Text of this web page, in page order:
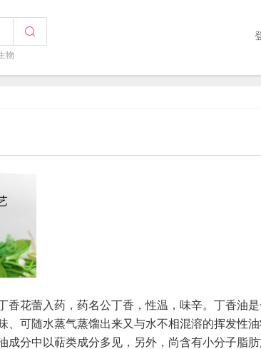
物
花蕾入药，药名公丁香，性温，味辛。丁香油
可随水蒸气蒸馏出来又与水不相混溶的挥发性
分中以萜类成分多见，另外，尚含有小分子脂